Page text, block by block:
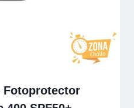
Fotoprotector